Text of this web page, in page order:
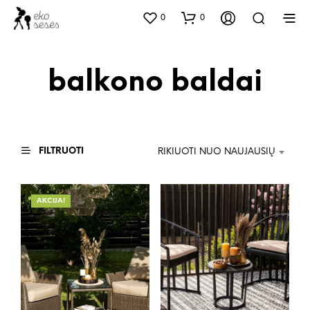
0 0
balkono baldai
FILTRUOTI RIKIUOTI NUO NAUJAUSIŲ
AKCIJA!